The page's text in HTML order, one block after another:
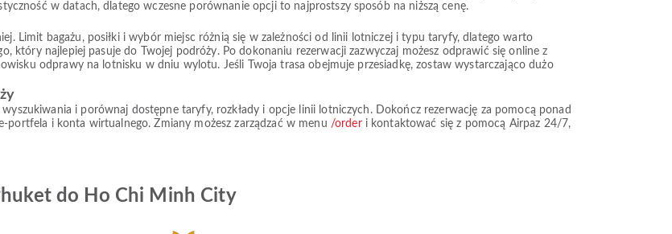
w datach, dlatego wczesne porównanie opcji to najprostszy sposób na niższą cenę.
Limit bagażu, posiłki i wybór miejsc różnią się w zależności od linii lotniczej i typu taryfy, dlatego warto
który najlepiej pasuje do Twojej podróży. Po dokonaniu rezerwacji zazwyczaj możesz odprawić się online z
odprawy na lotnisku w dniu wylotu. Jeśli Twoja trasa obejmuje przesiadkę, zostaw wystarczająco dużo
i porównaj dostępne taryfy, rozkłady i opcje linii lotniczych. Dokończ rezerwację za pomocą ponad
i konta wirtualnego. Zmiany możesz zarządzać w menu /orderi kontaktować się z pomocą Airpaz 24/7,
do Ho Chi Minh City